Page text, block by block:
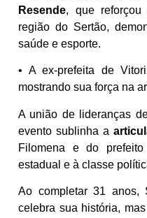
Resende, que reforçou
região do Sertão,
saúde e esporte.
• A ex-prefeita de
mostrando sua força na
A união de lideranças
evento sublinha a
Filomena e do
estadual e à classe
Ao completar 31 anos,
celebra sua história,